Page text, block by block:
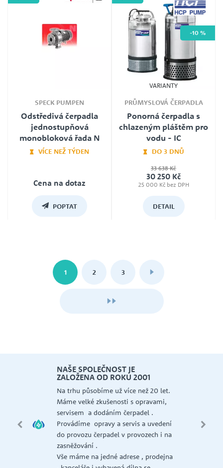
SPECK PUMPEN
Odstředivá čerpadla
jednostupňová
monobloková řada N
VÍCE NEŽ TÝDEN
Cena na dotaz
POPTAT
-10 %
VARIANTY
PRŮMYSLOVÁ ČERPADLA
Ponorná čerpadla s
chlazeným pláštěm pro
vodu - IC
DO 3 DNŮ
Typ
100 ICB 23.7 400V, 50 ICA 21.1 230V,
50 ICA 21.1 400V, 80 ICB 21.5 400V,
33 638 Kč
30 250 Kč
25 000 Kč bez DPH
DETAIL
1 2 3
OD ROKU 2001
už více než 20 let.
zkušenosti s opravami,
a dodáním čerpadel .
opravy a servis a uvedení
čerpadel v provozech i na
na jedné adrese , prodejna
PRECIZNÍ
Náš zkušený tým vám
poradí s výběrem